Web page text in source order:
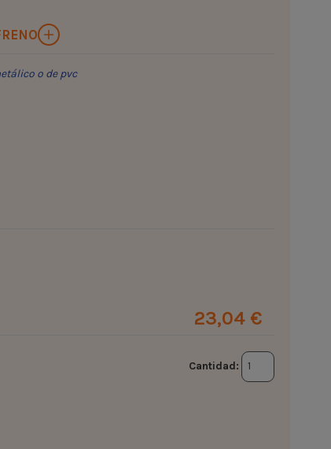
o de pvc
23,04 €
Cantidad: